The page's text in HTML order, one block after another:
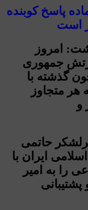
پاسخ کوبنده
است
امروز
جمهوری
گذشته با
هر متجاوز
و
حاتمی
ایران با
را به امیر